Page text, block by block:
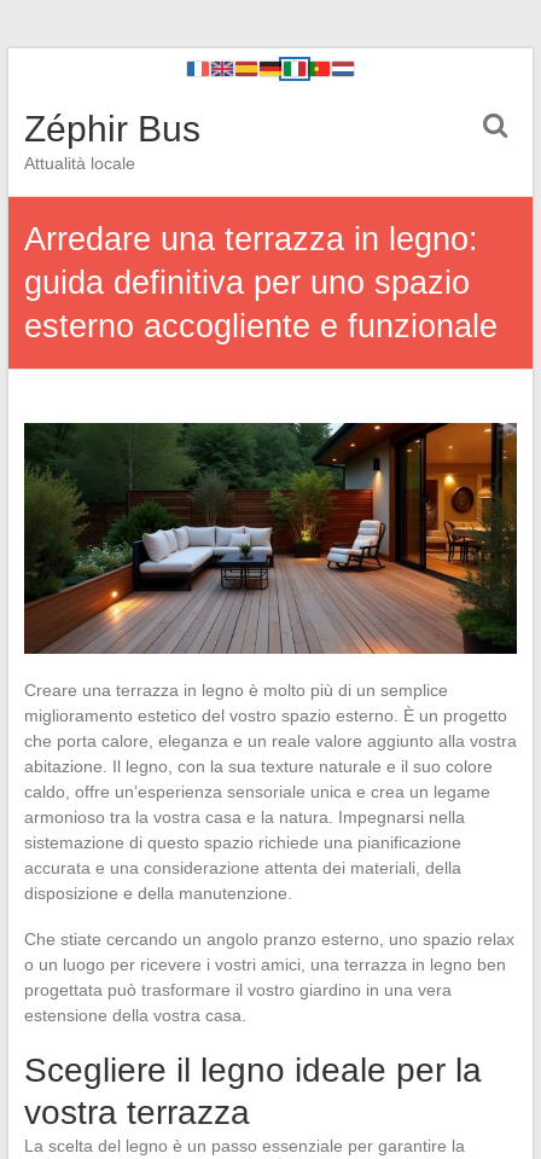
Zéphir Bus
Attualità locale
Arredare una terrazza in legno:
guida definitiva per uno spazio
esterno accogliente e funzionale
Creare una terrazza in legno è molto più di un semplice
miglioramento estetico del vostro spazio esterno. È un progetto
che porta calore, eleganza e un reale valore aggiunto alla vostra
abitazione. Il legno, con la sua texture naturale e il suo colore
caldo, offre un’esperienza sensoriale unica e crea un legame
armonioso tra la vostra casa e la natura. Impegnarsi nella
sistemazione di questo spazio richiede una pianificazione
accurata e una considerazione attenta dei materiali, della
disposizione e della manutenzione.
Che stiate cercando un angolo pranzo esterno, uno spazio relax
o un luogo per ricevere i vostri amici, una terrazza in legno ben
progettata può trasformare il vostro giardino in una vera
estensione della vostra casa.
Scegliere il legno ideale per la
vostra terrazza
La scelta del legno è un passo essenziale per garantire la